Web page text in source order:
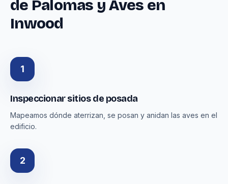
de Palomas y Aves en
Inwood
1
Inspeccionar sitios de posada
Mapeamos dónde aterrizan, se posan y anidan las aves en el
edificio.
2